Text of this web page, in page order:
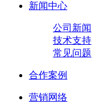
新闻中心
公司新闻
技术支持
常见问题
合作案例
营销网络